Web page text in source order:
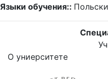
Языки обучения::
О униерситете